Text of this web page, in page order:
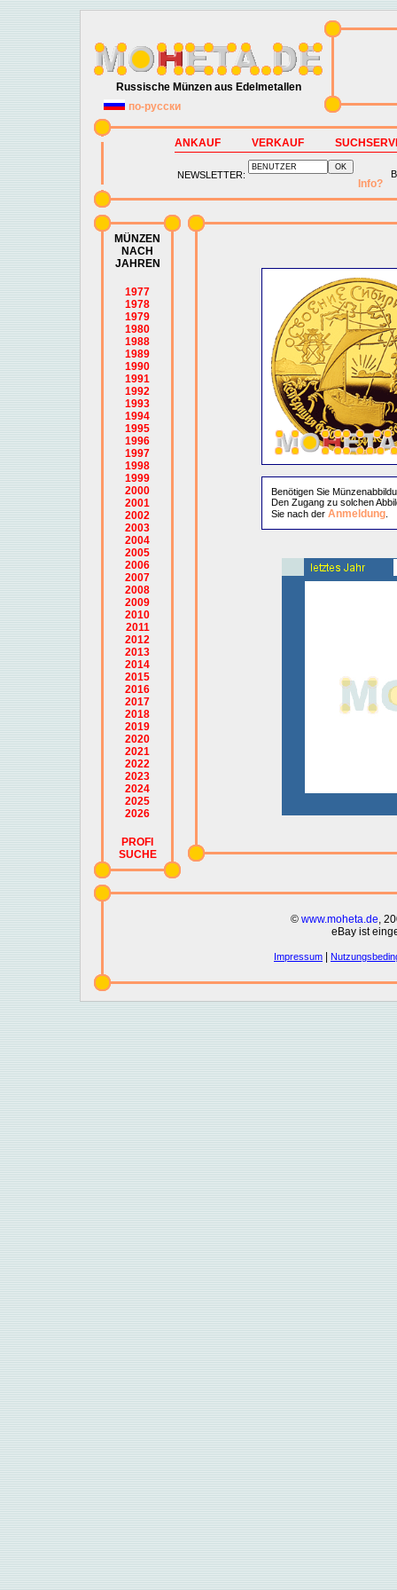
Russische Münzen aus Edelmetallen
по-русски
ANKAUF VERKAUF
NEWSLETTER:
Info?
MÜNZEN
NACH
JAHREN
1977
1978
1979
1980
1988
1989
1990
1991
1992
1993
1994
1995
1996
1997
1998
1999
2000
2001
2002
2003
2004
2005
2006
2007
2008
2009
2010
2011
2012
2013
2014
2015
2016
2017
2018
2019
2020
2021
2022
2023
2024
2025
2026
PROFI
SUCHE
Benötigen Sie
Den Zugang zu solchen
Sie nach der Anmeldung.
© www.moheta.de,
eBay ist
Impressum